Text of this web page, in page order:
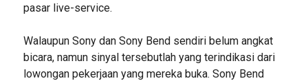
pasar live-service.
Walaupun Sony dan Sony Bend sendiri belum angkat
bicara, namun sinyal tersebutlah yang terindikasi dari
lowongan pekerjaan yang mereka buka. Sony Bend